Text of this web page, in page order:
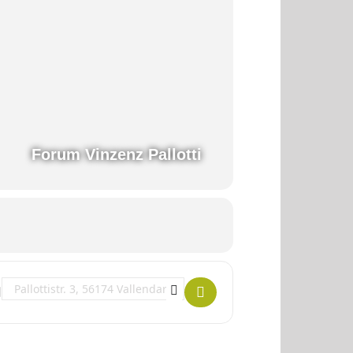
Forum Vinzenz Pallotti
Destination Address - Töpfern nach Lust und Laune []